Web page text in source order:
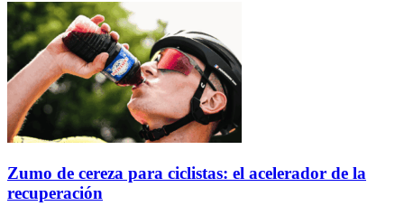
Zumo de cereza para ciclistas: el acelerador de la
recuperación